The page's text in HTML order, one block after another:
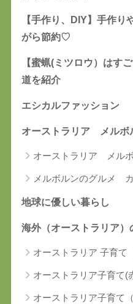
【手作り、DIY】手作り
がら節約♡
【蜜蝋(ミツロウ）はす
道を紹介
エシカルファッション
オーストラリア メル
オーストラリア メル
メルボルンのグルメ
地球に優しい暮らし
海外（オーストラリア）
オーストラリア 子育て
オーストラリア子育て(
オーストラリア子育て